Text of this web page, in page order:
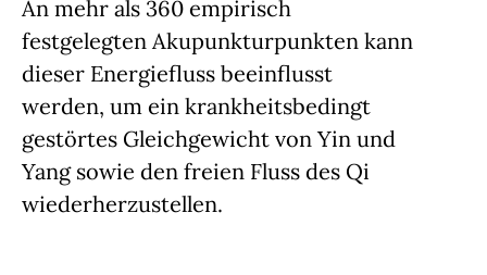
An mehr als 360 empirisch
festgelegten Akupunkturpunkten kann
dieser Energiefluss beeinflusst
werden, um ein krankheitsbedingt
gestörtes Gleichgewicht von Yin und
Yang sowie den freien Fluss des Qi
wiederherzustellen.